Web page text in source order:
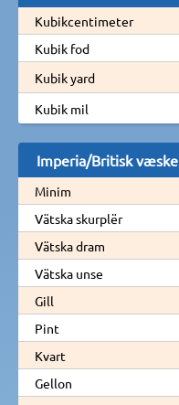
Kubikcentimeter
Kubik fod
Kubik yard
Kubik mil
Imperia/Britisk væske
Minim
Vätska skurplër
Vätska dram
Vätska unse
Gill
Pint
Kvart
Gellon